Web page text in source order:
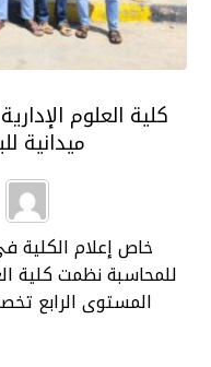
كلية العلوم
ميدانية
خاص إعلام الكلية
للمحاسبة نظمت كلية
المستوى الرابع